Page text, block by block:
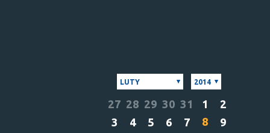
LUTY 2014
27 28 29 30 31 1
2
3
4 5 6 7 8
9